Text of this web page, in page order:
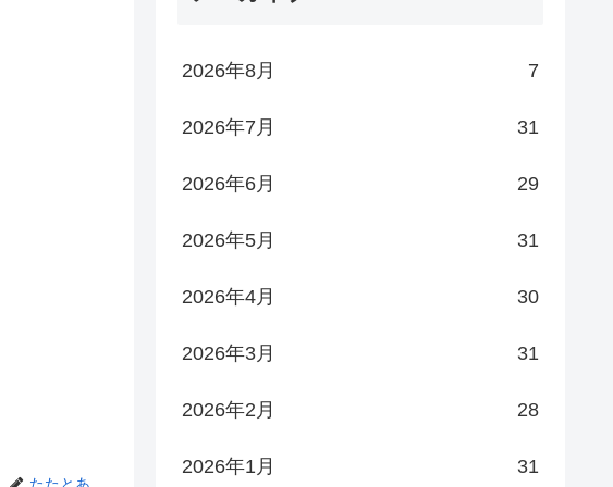
2026年8月 7
2026年7月 31
2026年6月 29
2026年5月 31
2026年4月 30
2026年3月 31
2026年2月 28
2026年1月 31